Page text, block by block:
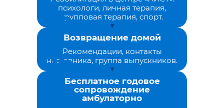
психологи, личная терапия,
групповая терапия, спорт.
Возвращение домой
Рекомендации, контакты
наставника, группа выпускников.
Бесплатное годовое
сопровождение
амбулаторно